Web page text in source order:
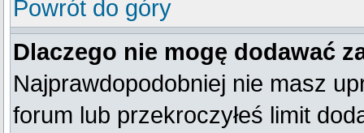
Powrót do góry
Dlaczego nie mogę dodawać
Najprawdopodobniej nie masz
forum lub przekroczyłeś limit